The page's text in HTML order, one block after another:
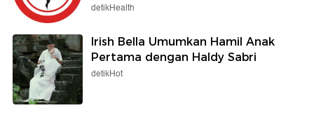
detikHealth
Irish Bella Umumkan Hamil Anak
Pertama dengan Haldy Sabri
detikHot